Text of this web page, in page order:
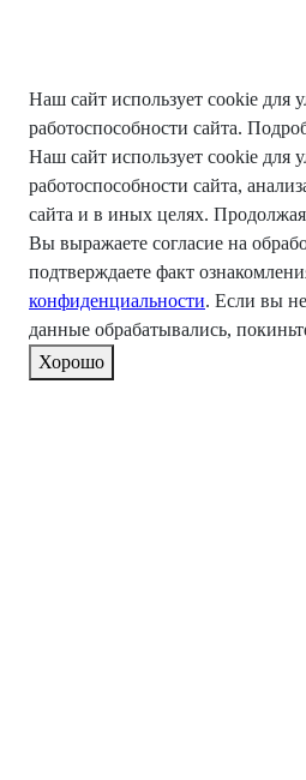
Наш сайт использует cookie для
работоспособности сайта.
Наш сайт использует cookie для
работоспособности сайта,
сайта и в иных целях. Продолжая
Вы выражаете согласие на
подтверждаете факт
конфиденциальности. Если вы
данные обрабатывались,
Хорошо